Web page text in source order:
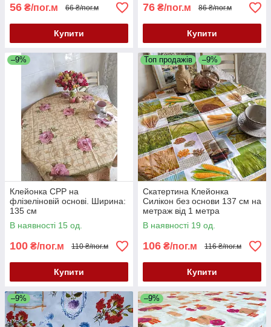
56 ₴/пог.м 66 ₴/пог.м
Купити
76 ₴/пог.м 86 ₴/пог.м
Купити
–9%
Клейонка CPP на
флізеліновій основі. Ширина:
135 см
В наявності 15 од.
100 ₴/пог.м 110 ₴/пог.м
Купити
Топ продажів –9%
Скатертина Клейонка
Силікон без основи 137 см на
метраж від 1 метра
В наявності 19 од.
106 ₴/пог.м 116 ₴/пог.м
Купити
–9% –9%